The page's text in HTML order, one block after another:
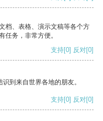
档、表格、演示文稿等各个方
任务，非常方便。
支持[0] 反对[0]
到来自世界各地的朋友。
支持[0] 反对[0]